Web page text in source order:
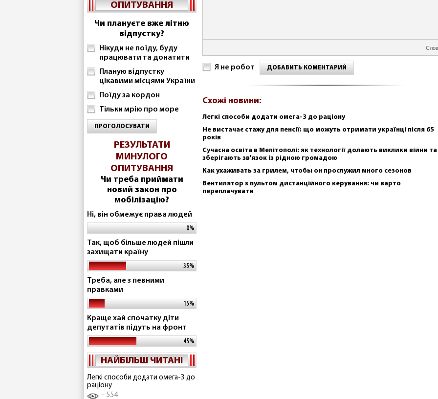
ОПИТУВАННЯ
Чи плануєте вже літню
відпустку?
Нікуди не поїду, буду
працювати та донатити
Планую відпустку
цікавими місцями України
Поїду за кордон
Тільки мрію про море
ПРОГОЛОСУВАТИ
РЕЗУЛЬТАТИ
МИНУЛОГО
ОПИТУВАННЯ
Чи треба приймати
новий закон про
мобілізацію?
Ні, він обмежує права людей
0%
Так, щоб більше людей пішли
захищати країну
35%
Треба, але з певними
правками
15%
Краще хай спочатку діти
депутатів підуть на фронт
45%
НАЙБІЛЬШ ЧИТАНІ
Легкі способи додати омега-3 до
раціону
554
Я не робот ДОБАВИТЬ КОМЕНТАРИЙ
Схожі новини:
Легкі способи додати омега-3 до раціону
Не вистачає стажу для пенсії: що можуть отримати українці після 65
років
Сучасна освіта в Мелітополі: як технології долають виклики війни та
зберігають зв'язок із рідною громадою
Как ухаживать за грилем, чтобы он прослужил много сезонов
Вентилятор з пультом дистанційного керування: чи варто
переплачувати